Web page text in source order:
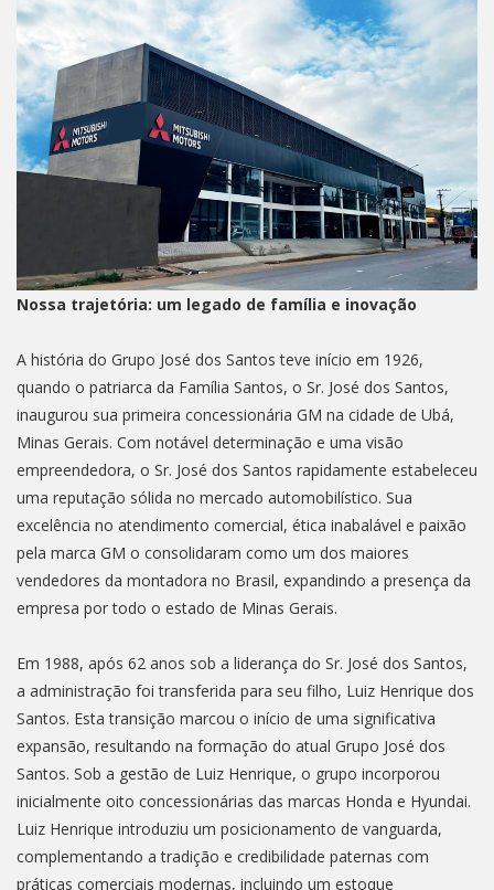
Nossa trajetória: um legado de família e inovação
A história do Grupo José dos Santos teve início em 1926,
quando o patriarca da Família Santos, o Sr. José dos Santos,
inaugurou sua primeira concessionária GM na cidade de Ubá,
Minas Gerais. Com notável determinação e uma visão
empreendedora, o Sr. José dos Santos rapidamente estabeleceu
uma reputação sólida no mercado automobilístico. Sua
excelência no atendimento comercial, ética inabalável e paixão
pela marca GM o consolidaram como um dos maiores
vendedores da montadora no Brasil, expandindo a presença da
empresa por todo o estado de Minas Gerais.
Em 1988, após 62 anos sob a liderança do Sr. José dos Santos,
a administração foi transferida para seu filho, Luiz Henrique dos
Santos. Esta transição marcou o início de uma significativa
expansão, resultando na formação do atual Grupo José dos
Santos. Sob a gestão de Luiz Henrique, o grupo incorporou
inicialmente oito concessionárias das marcas Honda e Hyundai.
Luiz Henrique introduziu um posicionamento de vanguarda,
complementando a tradição e credibilidade paternas com
práticas comerciais modernas, incluindo um estoque